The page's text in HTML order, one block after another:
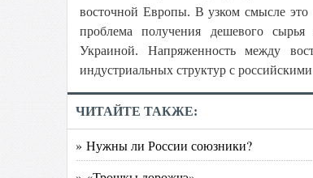
восточной Европы. В узком смысле это
проблема получения дешевого
Украиной. Напряженность между
индустриальных структур с
ЧИТАЙТЕ ТАКЖЕ:
» Нужны ли России союзники?